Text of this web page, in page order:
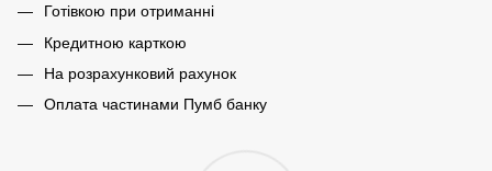
Готівкою при отриманні
Кредитною карткою
На розрахунковий рахунок
Оплата частинами Пумб банку